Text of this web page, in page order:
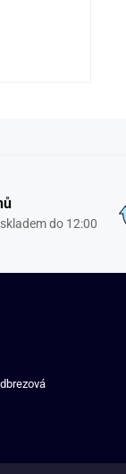
do 12:00